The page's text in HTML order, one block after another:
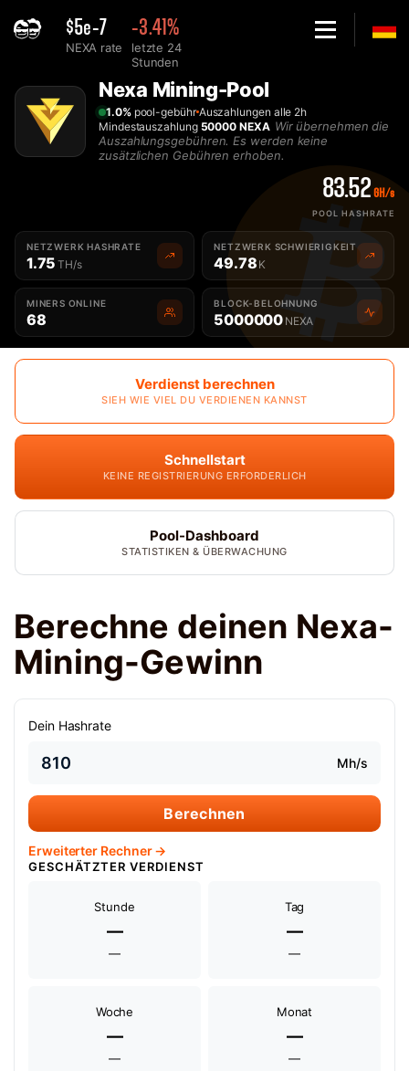
$5e-7
NEXA rate
-3.41%
letzte 24
Stunden
Bester Nexa Mining Pool - 2Miners
Nexa Mining-Pool
1.0%pool-gebühr Auszahlungen alle 2h
Mindestauszahlung 50000 NEXA Wir übernehmen die
Auszahlungsgebühren. Es werden keine
zusätzlichen Gebühren erhoben.
83.52 GH/s
POOL HASHRATE
NETZWERK HASHRATE
1.75 TH/s
NETZWERK SCHWIERIGKEIT
49.78 K
MINERS ONLINE
68
BLOCK-BELOHNUNG
5000000 NEXA
Verdienst berechnen
SIEH WIE VIEL DU VERDIENEN KANNST
Schnellstart
KEINE REGISTRIERUNG ERFORDERLICH
Pool-Dashboard
STATISTIKEN & ÜBERWACHUNG
Berechne deinen Nexa-
Mining-Gewinn
Dein Hashrate
Mh/s
Berechnen
Erweiterter Rechner →
GESCHÄTZTER VERDIENST
Stunde
—
—
Tag
—
—
Woche
—
—
Monat
—
—